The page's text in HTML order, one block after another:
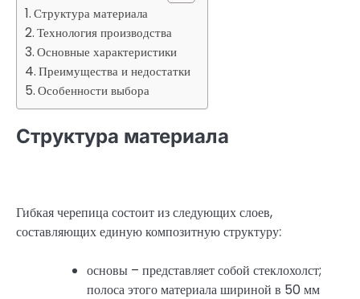
Структура материала
Технология производства
Основные характеристики
Преимущества и недостатки
Особенности выбора
Структура материала
Гибкая черепица состоит из следующих слоев,
составляющих единую композитную структуру:
основы – представляет собой стеклохолст;
полоса этого материала шириной в 50 мм